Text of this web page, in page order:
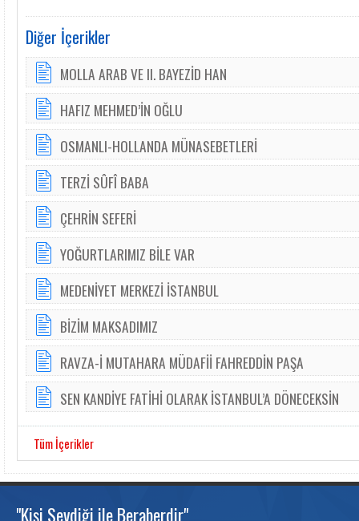
Diğer İçerikler
MOLLA ARAB VE II. BAYEZİD HAN
HAFIZ MEHMED’İN OĞLU
OSMANLI-HOLLANDA MÜNASEBETLERİ
TERZİ SÛFÎ BABA
ÇEHRİN SEFERİ
YOĞURTLARIMIZ BİLE VAR
MEDENİYET MERKEZİ İSTANBUL
BİZİM MAKSADIMIZ
RAVZA-İ MUTAHARA MÜDAFİİ FAHREDDİN PAŞA
SEN KANDİYE FATİHİ OLARAK İSTANBUL’A DÖNECEKSİN
Tüm İçerikler
"Kişi Sevdiği ile Beraberdir"